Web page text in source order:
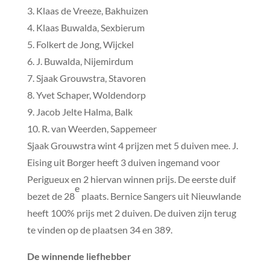
3. Klaas de Vreeze, Bakhuizen
4. Klaas Buwalda, Sexbierum
5. Folkert de Jong, Wijckel
6. J. Buwalda, Nijemirdum
7. Sjaak Grouwstra, Stavoren
8. Yvet Schaper, Woldendorp
9. Jacob Jelte Halma, Balk
10. R. van Weerden, Sappemeer
Sjaak Grouwstra wint 4 prijzen met 5 duiven mee. J.
Eising uit Borger heeft 3 duiven ingemand voor
Perigueux en 2 hiervan winnen prijs. De eerste duif
bezet de 28
e
plaats. Bernice Sangers uit Nieuwlande
heeft 100% prijs met 2 duiven. De duiven zijn terug
te vinden op de plaatsen 34 en 389.
De winnende liefhebber